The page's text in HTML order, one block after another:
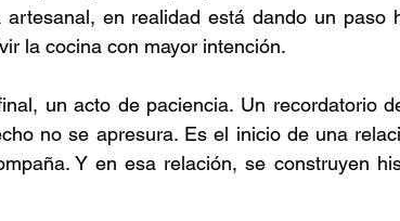
en realidad está dando un paso
la cocina con mayor intención.
un acto de paciencia. Un recordatorio
no se apresura. Es el inicio de una
Y en esa relación, se construyen